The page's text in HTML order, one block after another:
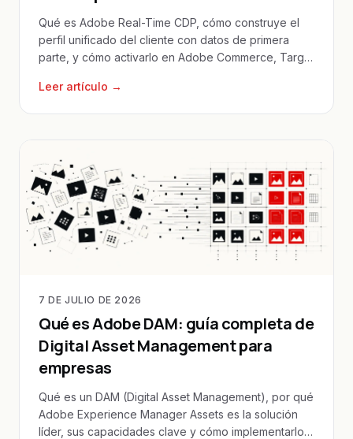
Qué es Adobe Real-Time CDP, cómo construye el
perfil unificado del cliente con datos de primera
parte, y cómo activarlo en Adobe Commerce, Target
Leer artículo →
7 DE JULIO DE 2026
Qué es Adobe DAM: guía completa de
Digital Asset Management para
empresas
Qué es un DAM (Digital Asset Management), por qué
Adobe Experience Manager Assets es la solución
líder, sus capacidades clave y cómo implementarlo